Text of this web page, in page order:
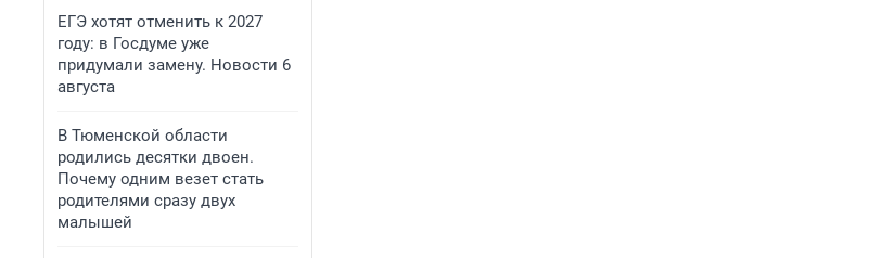
ЕГЭ хотят отменить к 2027
году: в Госдуме уже
придумали замену. Новости 6
августа
В Тюменской области
родились десятки двоен.
Почему одним везет стать
родителями сразу двух
малышей